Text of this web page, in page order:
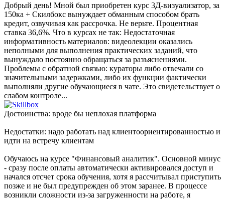
Добрый день! Мной был приобретен курс 3Д-визуализатор, за
150ка + Скилбокс вынуждает обманным способом брать
кредит, озвучивая как рассрочка. Не верьте. Процентная
ставка 36,6%. Что в курсах не так: Недостаточная
информативность материалов: видеолекции оказались
неполными для выполнения практических заданий, что
вынуждало постоянно обращаться за разъяснениями.
Проблемы с обратной связью: кураторы либо отвечали со
значительными задержками, либо их функции фактически
выполняли другие обучающиеся в чате. Это свидетельствует о
слабом контроле...
Достоинства: вроде бы неплохая платформа
Недостатки: надо работать над клиентоориентированностью и
идти на встречу клиентам
Обучаюсь на курсе "Финансовый аналитик". Основной минус
- сразу после оплаты автоматически активировался доступ и
начался отсчет срока обучения, хотя я рассчитывал приступить
позже и не был предупрежден об этом заранее. В процессе
возникли сложности из-за загруженности на работе, я